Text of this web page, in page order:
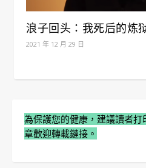
浪子回头：我死后的炼
2021 年 12 月 29 日
為保護您的健康，建議讀者
章歡迎轉載鏈接。